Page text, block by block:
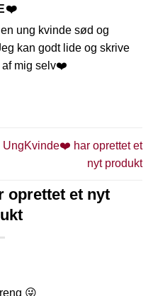
ung kvinde sød og
kan godt lide og skrive
mig selv❤️
UngKvinde❤️ har oprettet et
nyt produkt
oprettet et nyt
😜